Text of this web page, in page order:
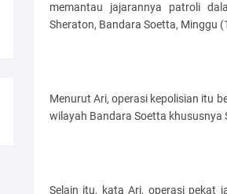
memantau jajarannya patroli
Sheraton, Bandara Soetta, Minggu
Menurut Ari, operasi kepolisian itu
wilayah Bandara Soetta
Selain itu, kata Ari, operasi pekat